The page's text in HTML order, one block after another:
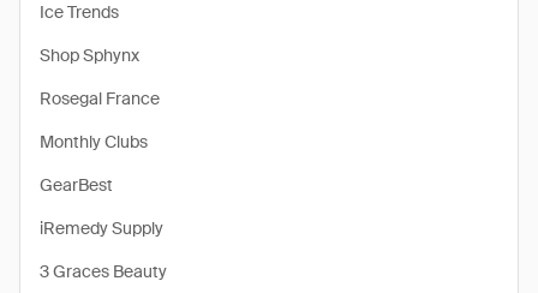
Ice Trends
Shop Sphynx
Rosegal France
Monthly Clubs
GearBest
iRemedy Supply
3 Graces Beauty